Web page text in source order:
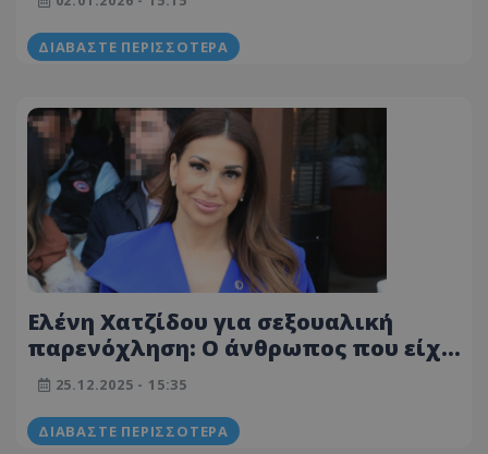
«Ήταν μια τραυματική εμπειρία»
ΔΙΑΒΆΣΤΕ ΠΕΡΙΣΣΌΤΕΡΑ
Ελένη Χατζίδου για σεξουαλική
παρενόχληση: Ο άνθρωπος που είχε
κάνει όλα αυτά σε μένα, το έχει
κάνει σύστημα
25.12.2025 - 15:35
ΔΙΑΒΆΣΤΕ ΠΕΡΙΣΣΌΤΕΡΑ